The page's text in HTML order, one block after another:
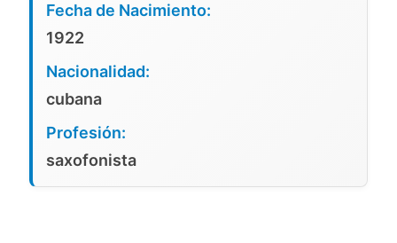
Fecha de Nacimiento:
1922
Nacionalidad:
cubana
Profesión:
saxofonista